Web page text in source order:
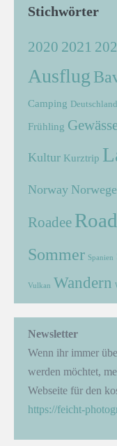
Stichwörter
2020 2021
Ausflug
Camping Deutschland
Frühling
Kultur Kurztrip
Norway
Roadee
Sommer Spanien
Vulkan Wandern
Newsletter
Wenn ihr immer
werden möchtet,
Webseite für den
https://feicht-